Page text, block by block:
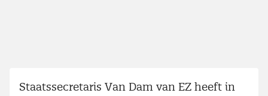
Staatssecretaris Van Dam van EZ heeft in